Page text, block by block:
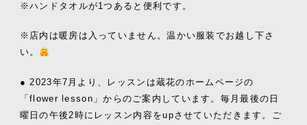
※ハンドタオルが1つあると便利です。
※店内は暖房は入っていません。温かい服装でお越し下さ
い。
● 2023年7月より、レッスンは蔵花のホームページの
「flower lesson」からのご案内しています。毎月最後の日
曜日の午後2時にレッスン内容をupさせていただきます。ご